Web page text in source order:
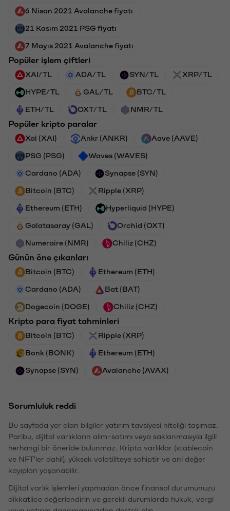
6 Nisan 2021 Avalanche fiyatı
21 Kasım 2021 PSG fiyatı
7 Mayıs 2021 Avalanche fiyatı
Popüler işlem çiftleri
XAI/TL ADA/TL SYN/TL XRP/TL
HYPE/TL GAL/TL BTC/TL
ETH/TL OXT/TL NMR/TL
Popüler kripto paralar
Xai (XAI) Ankr (ANKR) Aave (AAVE)
PSG (PSG) Waves (WAVES)
Cardano (ADA) Synapse (SYN)
Bitcoin (BTC) Ripple (XRP)
Ethereum (ETH) Hyperliquid (HYPE)
Galatasaray (GAL) Orchid (OXT)
Numeraire (NMR) Chiliz (CHZ)
Günün öne çıkanları
Bitcoin (BTC) Ethereum (ETH)
Cardano (ADA) Bat (BAT)
Dogecoin (DOGE) Chiliz (CHZ)
Kripto para fiyat tahminleri
Bitcoin (BTC) Ripple (XRP)
Bonk (BONK) Ethereum (ETH)
Synapse (SYN) Avalanche (AVAX)
Sorumluluk reddi
Bu sayfada yer alan bilgiler yatırım tavsiyesi niteliği taşımaz.
Paribu, dijital varlıkların alım-satımı veya saklanmasıyla ilgili
herhangi bir öneride bulunmaz. Kripto varlıklar (stablecoin
ve NFT'ler dahil), yüksek volatiliteye sahiptir ve ani değer
kayıpları yaşanabilir.
Dijital varlık işlemleri yapmadan önce finansal durumunuzu
dikkatlice değerlendirin ve gerekli durumlarda hukuk, vergi